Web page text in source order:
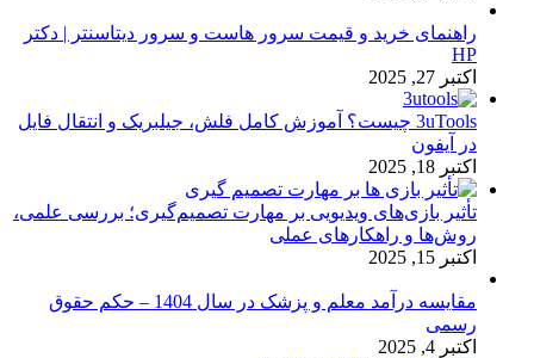
راهنمای خرید و قیمت سرور هاست و سرور دیتاسنتر | دکتر
HP
اکتبر 27, 2025
3uTools چیست؟ آموزش کامل فلش، جیلبریک و انتقال فایل
در آیفون
اکتبر 18, 2025
تأثیر بازی‌های ویدیویی بر مهارت تصمیم‌گیری؛ بررسی علمی،
روش‌ها و راهکارهای عملی
اکتبر 15, 2025
مقایسه درآمد معلم و پزشک در سال 1404 – حکم حقوق
رسمی
اکتبر 4, 2025